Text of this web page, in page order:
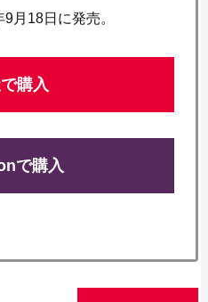
月18日に発売。
購入
で購入